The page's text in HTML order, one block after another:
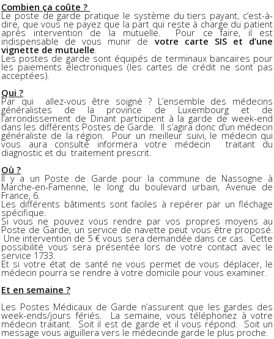
Combien ça coûte ?
Le poste de garde pratique le système du tiers payant, c’est-à-
dire, que vous ne payez que la part qui reste à charge du patient
après intervention de la mutuelle. Pour ce faire, il est
indispensable de vous munir de votre carte SIS et d’une
vignette de mutuelle.
Les postes de garde sont équipés de terminaux bancaires pour
les paiements électroniques (les cartes de crédit ne sont pas
acceptées).
Qui ?
Par qui allez-vous être soigné ? L’ensemble des médecins
généralistes de la province de Luxembourg et de
l’arrondissement de Dinant participent à la garde de week-end
dans les différents Postes de Garde. Il s’agira donc d’un médecin
généraliste de la région. Pour un meilleur suivi, le médecin qui
vous aura consulté informera votre médecin traitant du
diagnostic et du traitement prescrit.
Où ?
Il y a un Poste de Garde pour la commune de Nassogne à
Marche-en-Famenne, le long du boulevard urbain, Avenue de
France, 6.
Les différents bâtiments sont faciles à repérer par un fléchage
spécifique.
Si vous ne pouvez vous rendre par vos propres moyens au
Poste de Garde, un service de navette peut vous être proposé.
Une intervention de 5 € vous sera demandée dans ce cas. Cette
possibilité vous sera présentée lors de votre contact avec le
service 1733.
Et si votre état de santé ne vous permet de vous déplacer, le
médecin pourra se rendre à votre domicile pour vous examiner.
Et en semaine ?
Les Postes Médicaux de Garde n’assurent que les gardes des
week-ends/jours fériés. La semaine, vous téléphonez à votre
médecin traitant. Soit il est de garde et il vous répond. Soit un
message vous aiguillera vers le médecinde garde le plus proche.